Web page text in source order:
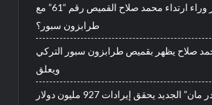
ما السر وراء ارتداء محمد صلاح القميص رقم “61” مع
طرابزون سبور؟
صلاح يظهر بقميص طرابزون سبور التركي
ويعلق
فيلم “سبايدر مان” الجديد يحقق إيرادات 927 مليون دولار